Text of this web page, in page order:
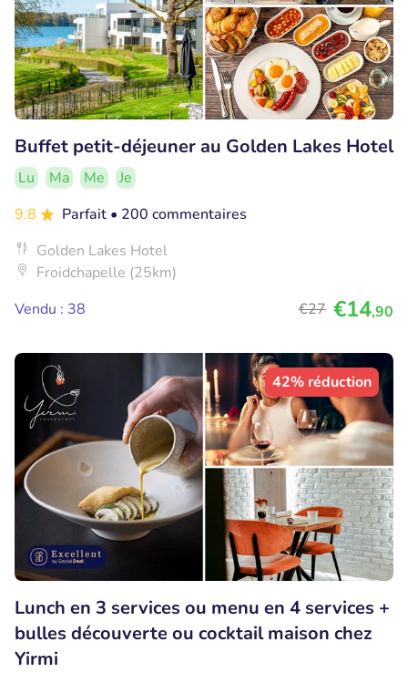
Buffet petit-déjeuner au Golden Lakes Hotel
Lu Ma Me
Je
9.8
Parfait • 200 commentaires
Golden Lakes Hotel
Froidchapelle (25km)
Vendu : 38
€27 €14,90
42% réduction
Lunch en 3 services ou menu en 4 services +
bulles découverte ou cocktail maison chez
Yirmi